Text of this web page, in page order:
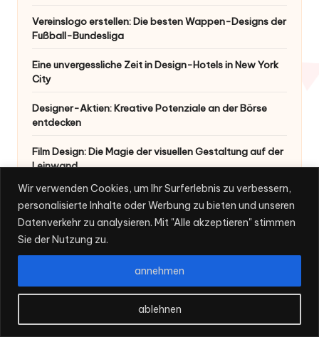
Wir verwenden Cookies, um Ihr Surferlebnis zu verbessern,
personalisierte Inhalte oder Werbung zu bieten und unseren
Datenverkehr zu analysieren. Mit "Alle akzeptieren" stimmen
Sie der Nutzung zu.
ablehnen
annehmen
Vereinslogo erstellen: Die besten Wappen-Designs der
Fußball-Bundesliga
Eine unvergessliche Zeit in Design-Hotels in New York
City
Designer-Aktien: Kreative Potenziale an der Börse
entdecken
Film Design: Die Magie der visuellen Gestaltung auf der
Leinwand
Blackjack-Tischdesign: Die Balance zwischen
Ästhetik und Funktionalität
Neuen YouTube-Kanal erstellen: 5 einfache Schritte
Grundsätze des Haardesigns
Webdesign Bad Aibling: Die besten Tipps und Anbieter
für professionelles Design